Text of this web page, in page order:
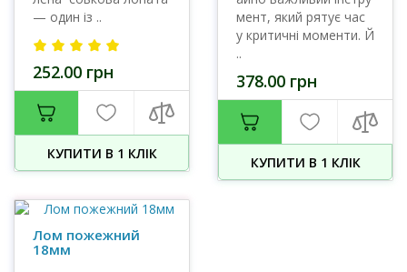
— один із ..
252.00 грн
КУПИТИ В 1 КЛIК
мент, який рятує час
у критичні моменти. Й
..
378.00 грн
КУПИТИ В 1 КЛIК
Лом пожежний
18мм